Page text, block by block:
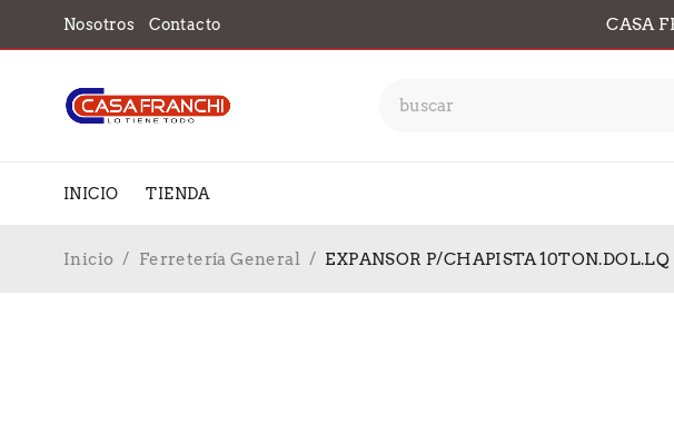
Nosotros Contacto CASA
INICIO TIENDA
Inicio / Ferretería General / EXPANSOR P/CHAPISTA 10TON.DOL.LQ